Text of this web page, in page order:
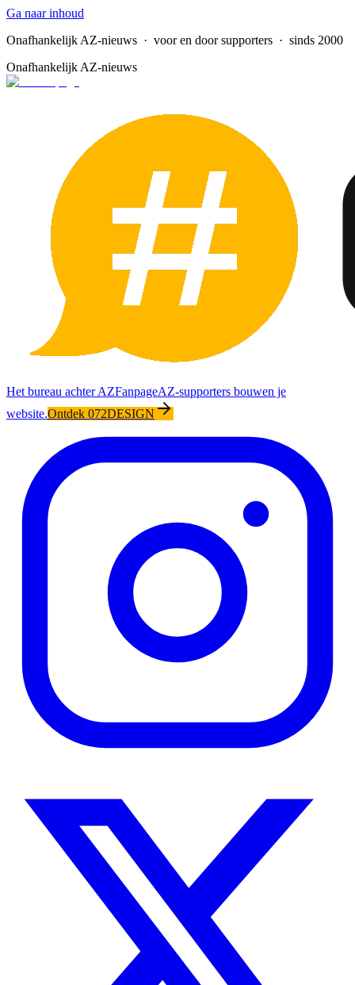
Ga naar inhoud
Onafhankelijk AZ-nieuws · voor en door supporters · sinds 2000
Onafhankelijk AZ-nieuws
Het bureau achter AZFanpageAZ-supporters bouwen je
website.Ontdek 072DESIGN